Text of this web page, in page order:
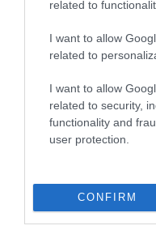
related to
I want to allow
related to
I want to allow
related to security,
functionality and
user protection.
CONFIRM
Turisztikai
tanácsadó.